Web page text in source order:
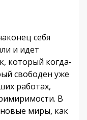
себя
и идет
который когда-
свободен уже
работах,
В
миры, как